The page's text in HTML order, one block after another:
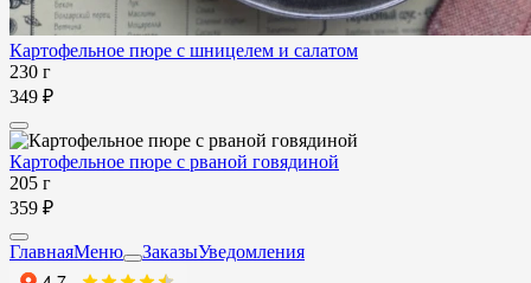
Картофельное пюре с шницелем и салатом
230 г
349 ₽
Картофельное пюре с рваной говядиной
205 г
359 ₽
ГлавнаяМеню ЗаказыУведомления